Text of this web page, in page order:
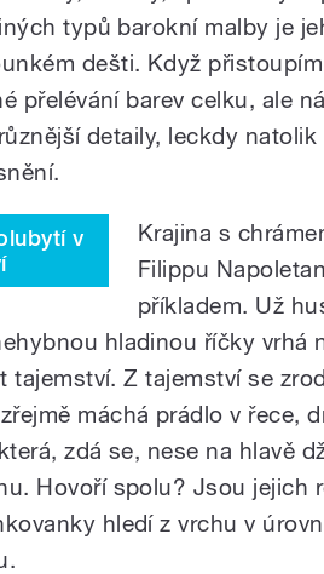
typů barokní malby je
dešti. Když
přelévání barev celku, ale
detaily, leckdy
v
Krajina s
Filippu
příkladem. Už
hladinou říčky vrhá
tajemství. Z tajemství se
máchá prádlo v řece,
zdá se, nese na hlavě
Hovoří spolu? Jsou jejich
hledí z vrchu v